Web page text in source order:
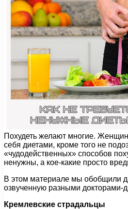
Похудеть желают многие.
себя диетами, кроме того не
«чудодейственных» способов
ненужны, а кое-какие просто
В этом материале мы обобщили
озвученную разными докторами-
Кремлевские страдальцы